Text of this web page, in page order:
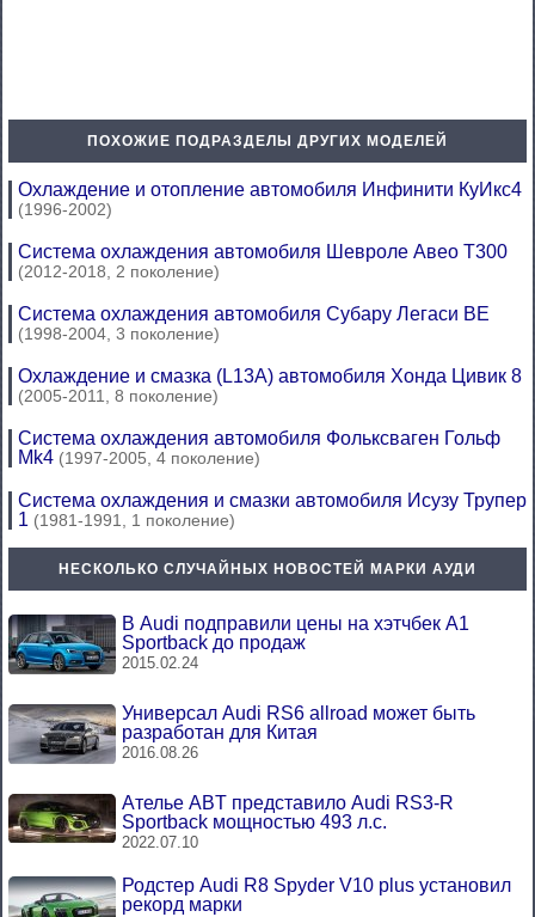
ПОХОЖИЕ ПОДРАЗДЕЛЫ ДРУГИХ МОДЕЛЕЙ
Охлаждение и отопление автомобиля Инфинити КуИкс4
(1996-2002)
Система охлаждения автомобиля Шевроле Авео Т300
(2012-2018, 2 поколение)
Система охлаждения автомобиля Субару Легаси BE
(1998-2004, 3 поколение)
Охлаждение и смазка (L13A) автомобиля Хонда Цивик 8
(2005-2011, 8 поколение)
Система охлаждения автомобиля Фольксваген Гольф
Mk4 (1997-2005, 4 поколение)
Система охлаждения и смазки автомобиля Исузу Трупер
1 (1981-1991, 1 поколение)
НЕСКОЛЬКО СЛУЧАЙНЫХ НОВОСТЕЙ МАРКИ АУДИ
В Audi подправили цены на хэтчбек A1
Sportback до продаж
2015.02.24
Универсал Audi RS6 allroad может быть
разработан для Китая
2016.08.26
Ателье ABT представило Audi RS3-R
Sportback мощностью 493 л.с.
2022.07.10
Родстер Audi R8 Spyder V10 plus установил
рекорд марки